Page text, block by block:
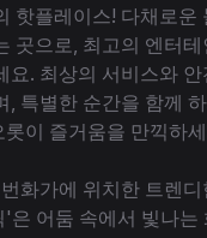
핫플레이스! 다채로운
곳으로, 최고의 엔터
요. 최상의 서비스와
, 특별한 순간을 함께
이 즐거움을 만끽하
화가에 위치한 트렌
은 어둠 속에서 빛나는